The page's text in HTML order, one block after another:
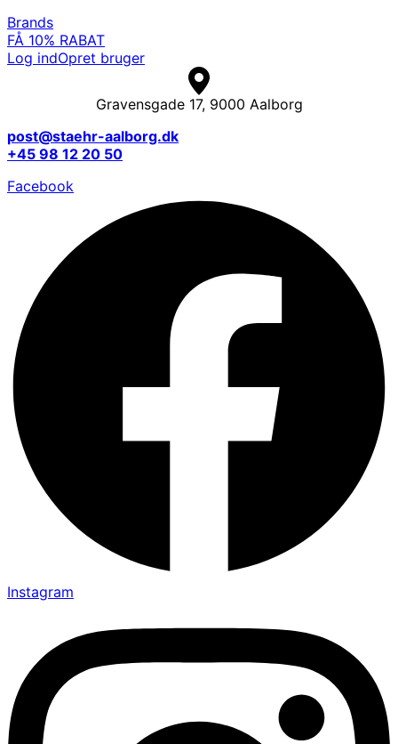
Brands
FÅ 10% RABAT
Log indOpret bruger
Gravensgade 17, 9000 Aalborg
post@staehr-aalborg.dk
+45 98 12 20 50
Facebook
Instagram